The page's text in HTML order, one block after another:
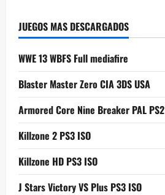
JUEGOS MAS DESCARGADOS
WWE 13 WBFS Full mediafire
Blaster Master Zero CIA 3DS USA
Armored Core Nine Breaker PAL PS2
Killzone 2 PS3 ISO
Killzone HD PS3 ISO
J Stars Victory VS Plus PS3 ISO